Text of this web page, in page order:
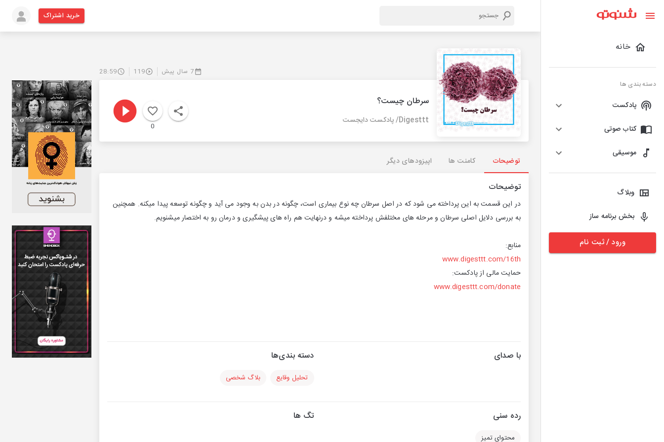
خانه
دسته بندی ها
پادکست
کتاب صوتی
موسیقی
وبلاگ
بخش برنامه ساز
ورود / ثبت نام
خرید اشتراک
7 سال پیش 119
28:59
سرطان چیست؟
Digesttt/ پادکست دایجست
0
توضیحات کامنت ها اپیزودهای دیگر
توضیحات
در این قسمت به این پرداخته می شود که در اصل سرطان چه نوع بیماری است، چگونه در بدن به وجود می آید و چگونه توسعه پیدا میکنه. همچنین
به بررسی دلایل اصلی سرطان و مرحله های مختلفش پرداخته میشه و درنهایت هم راه های پیشگیری و درمان رو به اختصار میشنویم.
منابع:
www.digesttt.com/16th
حمایت مالی از پادکست:
www.digesttt.com/donate
با صدای دسته بندی‌ها
تحلیل وقایع بلاگ شخصی
رده سنی
محتوای تمیز
تگ ها